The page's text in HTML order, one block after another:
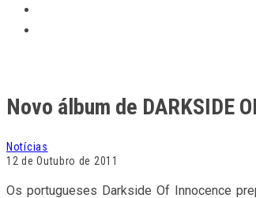
Novo álbum de DARKSIDE
Notícias
12 de Outubro de 2011
Os portugueses Darkside Of Innocence